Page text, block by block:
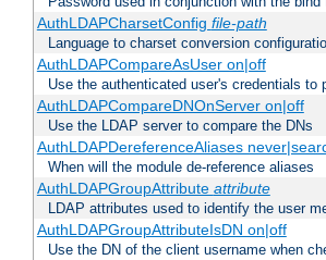
AuthLDAPCharsetConfig file-path
Language to charset conversion
AuthLDAPCompareAsUser on|off
Use the authenticated user's credentials to
AuthLDAPCompareDNOnServer on|off
Use the LDAP server to compare the DNs
AuthLDAPDereferenceAliases
When will the module de-reference aliases
AuthLDAPGroupAttribute attribute
LDAP attributes used to identify the user
AuthLDAPGroupAttributeIsDN on|off
Use the DN of the client username when